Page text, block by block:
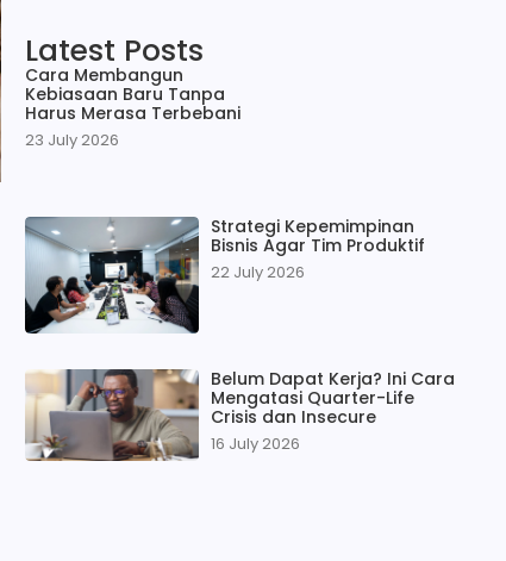
Latest Posts
Cara Membangun
Kebiasaan Baru Tanpa
Harus Merasa Terbebani
23 July 2026
Strategi Kepemimpinan
Bisnis Agar Tim Produktif
22 July 2026
Belum Dapat Kerja? Ini Cara
Mengatasi Quarter-Life
Crisis dan Insecure
16 July 2026